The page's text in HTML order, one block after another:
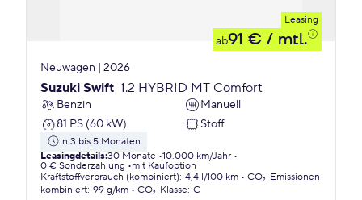
Leasing
ab91 € / mtl.
Neuwagen | 2026
Suzuki Swift 1.2 HYBRID MT Comfort
Benzin
Manuell
81 PS (60 kW)
Stoff
in 3 bis 5 Monaten
Leasingdetails:30 Monate 10.000 km/Jahr
0 € Sonderzahlung
mit Kaufoption
Kraftstoffverbrauch (kombiniert): 4,4 l/100 km
CO₂-Emissionen
kombiniert: 99 g/km CO₂-Klasse: C